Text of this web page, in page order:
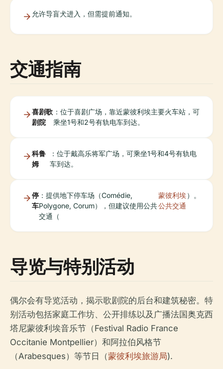
允许导盲犬进入，但需提前通知。
交通指南
喜剧歌
剧院
：位于喜剧广场，靠近蒙彼利埃主要火车站，可
乘坐1号和2号有轨电车到达。
科鲁
姆
：位于戴高乐将军广场，可乘坐1号和4号有轨电
车到达。
停
车
：提供地下停车场（Comédie,
Polygone, Corum），但建议使用公共
交通（
蒙彼利埃
公共交通
）。
导览与特别活动
偶尔会有导览活动，揭示歌剧院的后台和建筑秘密。特
别活动包括家庭工作坊、公开排练以及广播法国奥克西
塔尼蒙彼利埃音乐节（Festival Radio France
Occitanie Montpellier）和阿拉伯风格节
（Arabesques）等节日（蒙彼利埃旅游局).